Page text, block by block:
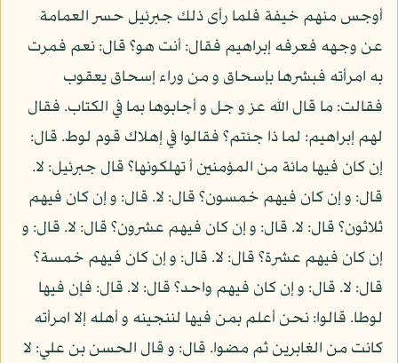
أوجس منهم خيفة فلما رأى ذلك جبرئيل حسر العمامة
عن وجهه فعرفه إبراهيم فقال: أنت هو؟ قال: نعم فمرت
به امرأته فبشرها بإسحاق و من وراء إسحاق يعقوب
فقالت: ما قال الله عز و جل و أجابوها بما في الكتاب. فقال
لهم إبراهيم: لما ذا جئتم؟ فقالوا في إهلاك قوم لوط. قال:
إن كان فيها مائة من المؤمنين أ تهلكونها؟ قال جبرئيل: لا.
قال: و إن كان فيهم خمسون؟ قال: لا. قال: و إن كان فيهم
ثلاثون؟ قال: لا. قال: و إن كان فيهم عشرون؟ قال: لا. قال: و
إن كان فيهم عشرة؟ قال: لا. قال: و إن كان فيهم خمسة؟
قال: لا. قال: و إن كان فيهم واحد؟ قال: لا. قال: فإن فيها
لوطا. قالوا: نحن أعلم بمن فيها لننجينه و أهله إلا امرأته
كانت من الغابرين ثم مضوا. قال: و قال الحسن بن علي: لا